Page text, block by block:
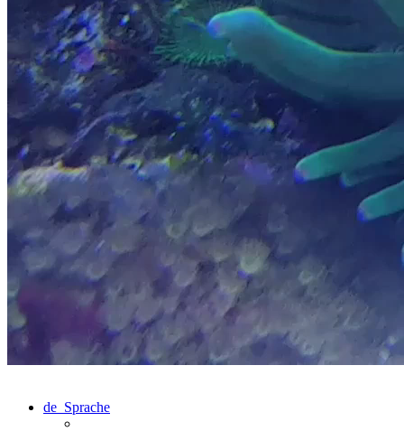
de Sprache